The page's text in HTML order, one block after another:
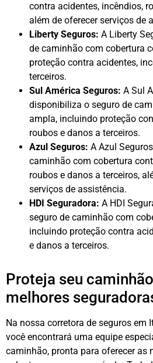
contra acidentes, incêndios,
além de oferecer serviços de
Liberty Seguros: A Liberty
de caminhão com cobertura
proteção contra acidentes,
terceiros.
Sul América Seguros: A Sul
disponibiliza o seguro de
ampla, incluindo proteção
roubos e danos a terceiros.
Azul Seguros: A Azul
caminhão com cobertura
roubos e danos a terceiros,
serviços de assistência.
HDI Seguradora: A HDI
seguro de caminhão com
incluindo proteção contra
e danos a terceiros.
Proteja seu
melhores
Na nossa corretora de seguros em
você encontrará uma equipe
caminhão, pronta para oferecer as